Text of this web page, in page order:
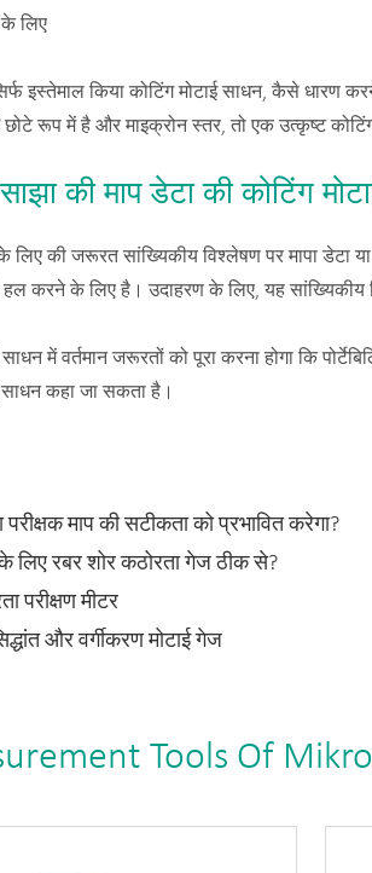
लिए
इस्तेमाल किया कोटिंग मोटाई साधन, कैसे धारण
रूप में है और माइक्रोन स्तर, तो एक उत्कृष्ट
की माप डेटा की कोटिंग
की जरूरत सांख्यिकीय विश्लेषण पर मापा डेटा
करने के लिए है। उदाहरण के लिए, यह
साधन में वर्तमान जरूरतों को पूरा करना होगा कि
साधन कहा जा सकता है।
माप की सटीकता को प्रभावित करेगा?
रबर शोर कठोरता गेज ठीक से?
परीक्षण मीटर
और वर्गीकरण मोटाई गेज
Tools Of